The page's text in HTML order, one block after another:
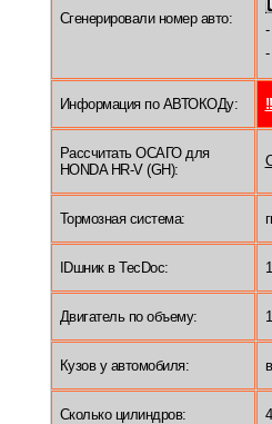
Сгенерировали номер авто:
-
Информация по АВТОКОДу:
Рассчитать ОСАГО для
HONDA HR-V (GH):
Тормозная система:
IDшник в TecDoc:
Двигатель по объему:
Кузов у автомобиля:
Сколько цилиндров: 4